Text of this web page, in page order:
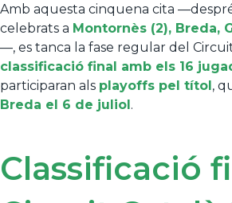
Amb aquesta cinquena cita
celebrats a Montornès (2), Breda,
—, es tanca la fase regular del
classificació final amb els 16
participaran als playoffs pel títol ,
Breda el 6 de juliol .
Classificació